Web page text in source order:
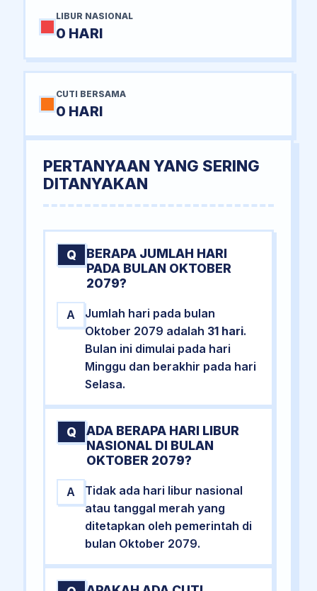
LIBUR NASIONAL
0 HARI
CUTI BERSAMA
0 HARI
PERTANYAAN YANG SERING
DITANYAKAN
Q
BERAPA JUMLAH HARI
PADA BULAN OKTOBER
2079?
A
Jumlah hari pada bulan
Oktober 2079 adalah 31 hari.
Bulan ini dimulai pada hari
Minggu dan berakhir pada hari
Selasa.
Q
ADA BERAPA HARI LIBUR
NASIONAL DI BULAN
OKTOBER 2079?
A
Tidak ada hari libur nasional
atau tanggal merah yang
ditetapkan oleh pemerintah di
bulan Oktober 2079.